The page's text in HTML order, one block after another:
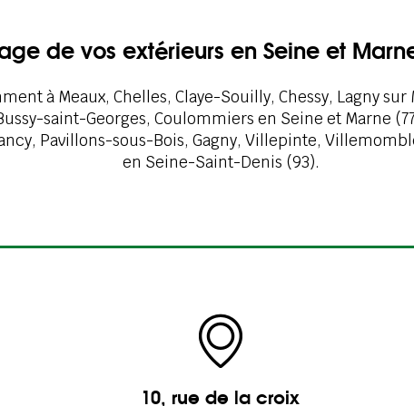
de vos extérieurs en Seine et
à Meaux, Chelles, Claye-Souilly, Chessy, Lagny
saint-Georges, Coulommiers en Seine et Marne
Pavillons-sous-Bois, Gagny, Villepinte,
en Seine-Saint-Denis (93).
10, rue de la croix